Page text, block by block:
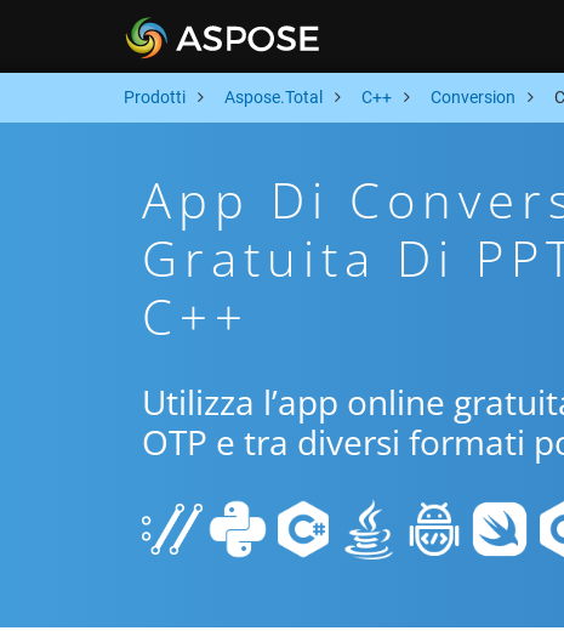
Prodotti Aspose.Total C++ Conversion
App Di
Gratuita Di
C++
Utilizza l’app online
OTP e tra diversi formati